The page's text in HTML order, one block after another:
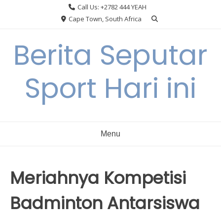
Call Us: +2782 444 YEAH
Cape Town, South Africa
Berita Seputar
Sport Hari ini
Menu
Meriahnya Kompetisi
Badminton Antarsiswa